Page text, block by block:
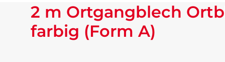
2 m Ortgangblech
farbig (Form A)